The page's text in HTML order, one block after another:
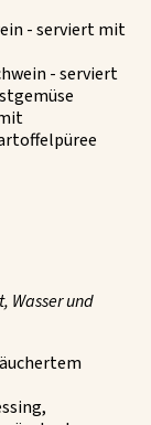
- serviert mit
- serviert
Wasser und